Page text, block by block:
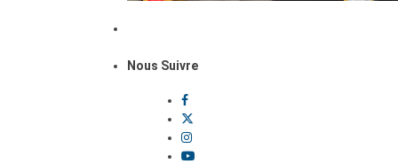
Nous Suivre